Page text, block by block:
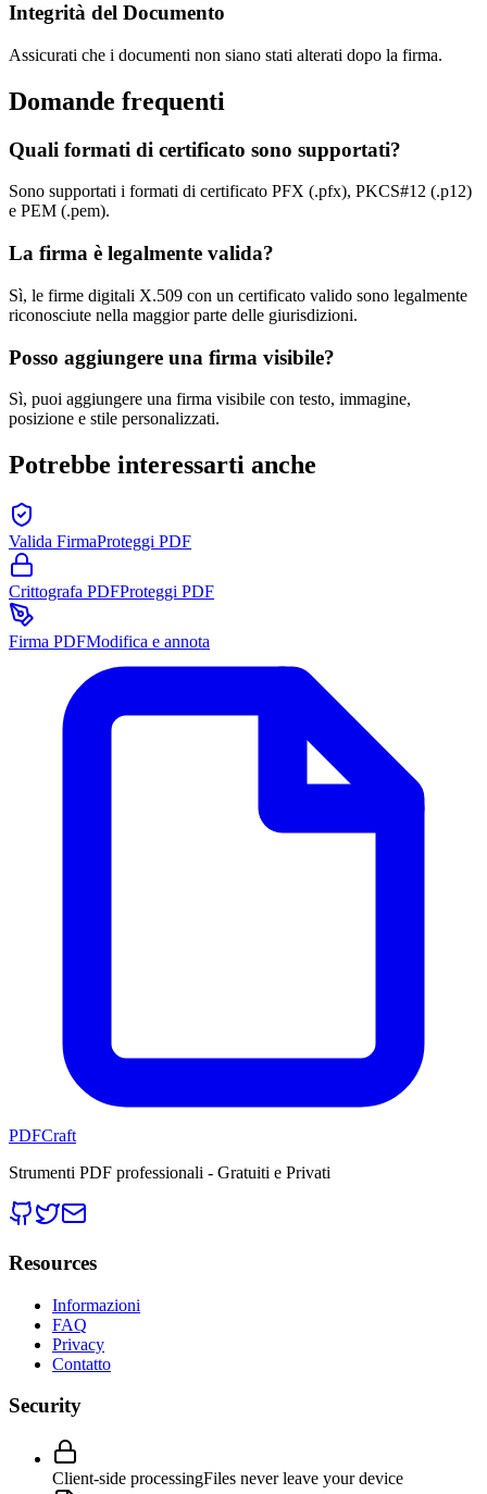
Integrità del Documento
Assicurati che i documenti non siano stati alterati dopo la firma.
Domande frequenti
Quali formati di certificato sono supportati?
Sono supportati i formati di certificato PFX (.pfx), PKCS#12 (.p12)
e PEM (.pem).
La firma è legalmente valida?
Sì, le firme digitali X.509 con un certificato valido sono legalmente
riconosciute nella maggior parte delle giurisdizioni.
Posso aggiungere una firma visibile?
Sì, puoi aggiungere una firma visibile con testo, immagine,
posizione e stile personalizzati.
Potrebbe interessarti anche
Valida FirmaProteggi PDF
Crittografa PDFProteggi PDF
Firma PDFModifica e annota
PDFCraft
Strumenti PDF professionali - Gratuiti e Privati
Resources
Informazioni
FAQ
Privacy
Contatto
Security
Client-side processingFiles never leave your device